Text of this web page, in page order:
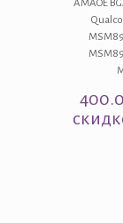
AMAOE